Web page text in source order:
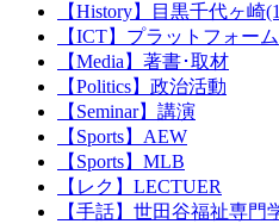
【History】目黒千代ヶ崎
【ICT】プラットフォーム
【Media】著書･取材
【Politics】政治活動
【Seminar】講演
【Sports】AEW
【Sports】MLB
【レク】LECTUER
【手話】世田谷福祉専門